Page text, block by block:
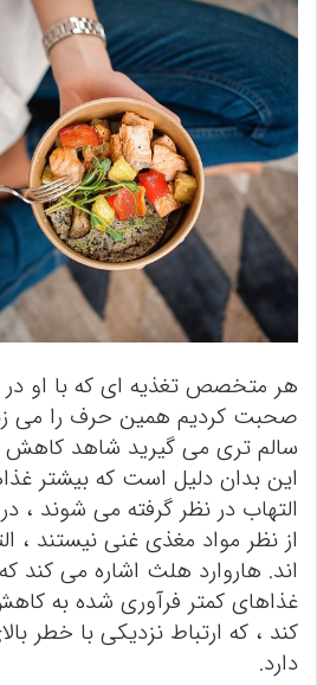
هر متخصص تغذیه ای که با او در
صحبت کردیم همین حرف را می
سالم تری می گیرید شاهد کاهش
این بدان دلیل است که بیشتر
التهاب در نظر گرفته می شوند ،
از نظر مواد مغذی غنی نیستند ،
اند. هاروارد هلث اشاره می کند
غذاهای کمتر فرآوری شده به
کند ، که ارتباط نزدیکی با خطر
دارد.